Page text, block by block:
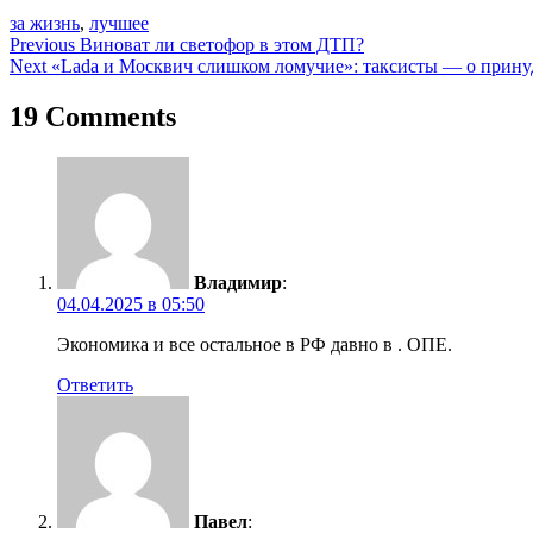
за жизнь, лучшее
Навигация
по
записям
Previous Виноват ли светофор в этом ДТП?
Next «Lada и Москвич слишком ломучие»: таксисты — о
19 Comments
Владимир:
04.04.2025 в 05:50
Экономика и все остальное в РФ давно в . ОПЕ.
Ответить
Павел: